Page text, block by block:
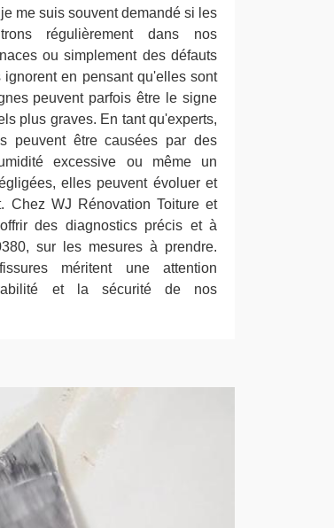
me suis souvent demandé si les
régulièrement dans nos
ou simplement des défauts
en pensant qu'elles sont
peuvent parfois être le signe
plus graves. En tant qu'experts,
peuvent être causées par des
excessive ou même un
elles peuvent évoluer et
Chez WJ Rénovation Toiture et
des diagnostics précis et à
sur les mesures à prendre.
méritent une attention
et la sécurité de nos